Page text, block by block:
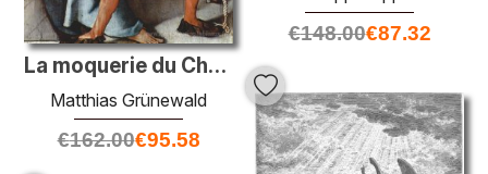
La moquerie du Christ
Matthias Grünewald
€162.00€95.58
€148.00€87.32